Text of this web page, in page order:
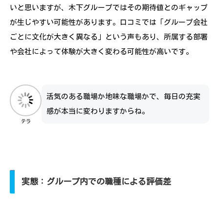
いと思いますが、木下グループではその期待値とのギャップ
が生じやすい可能性があります。口コミでは「グループ会社
ごとに文化が大きく異なる」という声もあり、所属する部署
や会社によって体験が大きく変わる可能性が高いです。
テラ
活気のある職場か地味な職場かで、毎日の充実
感が本当に変わりますからね。
実態：グループ内での職種による評価差